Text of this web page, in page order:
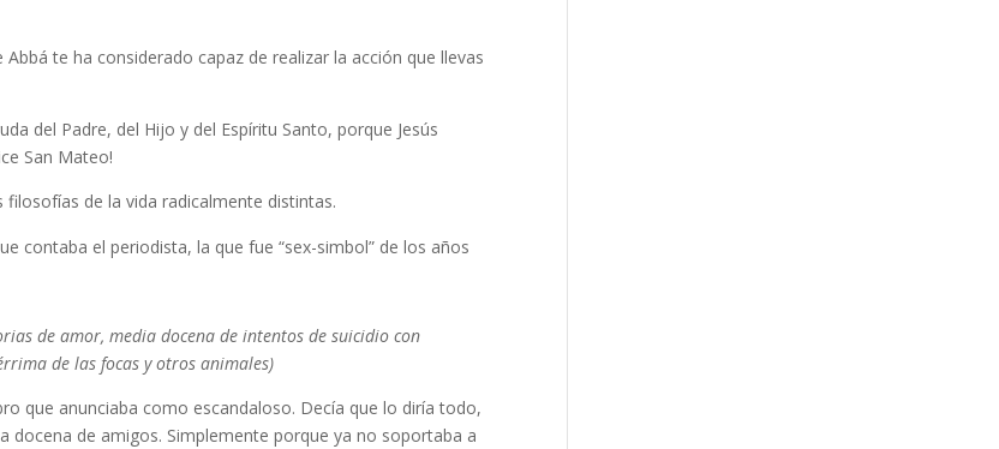
te ha considerado capaz de realizar la acción que llevas
del Padre, del Hijo y del Espíritu Santo, porque Jesús
San Mateo!
de la vida radicalmente distintas.
contaba el periodista, la que fue “sex-simbol” de los años
de amor, media docena de intentos de suicidio con
de las focas y otros animales)
que anunciaba como escandaloso. Decía que lo diría todo,
docena de amigos. Simplemente porque ya no soportaba a